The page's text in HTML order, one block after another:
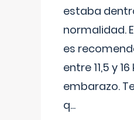
estaba
normalidad.
es
entre 11,5 y
embarazo.
q...